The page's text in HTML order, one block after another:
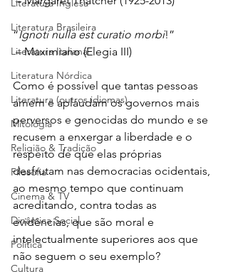
Literatura Inglesa
Literatura Brasileira
Literatura Italiana
Literatura Nórdica
Literatura (outros idiomas)
Mitologia
Religião & Tradição
Filosofia
Cinema & TV
Dinâmica Social
Política
Cultura
“Ignoti nulla est curatio morbi!”
– Maximiano (Elegia III)
Como é possível que tantas pessoas
amem e aplaudam os governos mais
perversos e genocidas do mundo e se
recusem a enxergar a liberdade e o
respeito de que elas próprias
desfrutam nas democracias ocidentais,
ao mesmo tempo que continuam
acreditando, contra todas as
evidências, que são moral e
intelectualmente superiores aos que
não seguem o seu exemplo?